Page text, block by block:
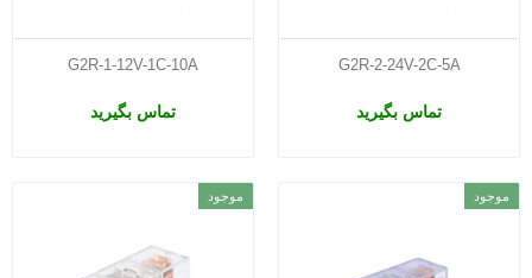
G2R-2-24V-2C-5A
تماس بگیرید
G2R-1-12V-1C-10A
تماس بگیرید
موجود موجود